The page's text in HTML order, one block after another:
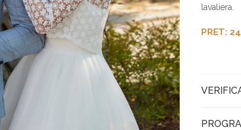
lavaliera.
PRET: